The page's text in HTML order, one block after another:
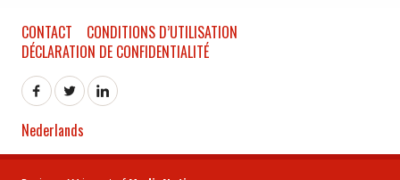
CONTACT
CONDITIONS D’UTILISATION
DÉCLARATION DE CONFIDENTIALITÉ
Nederlands